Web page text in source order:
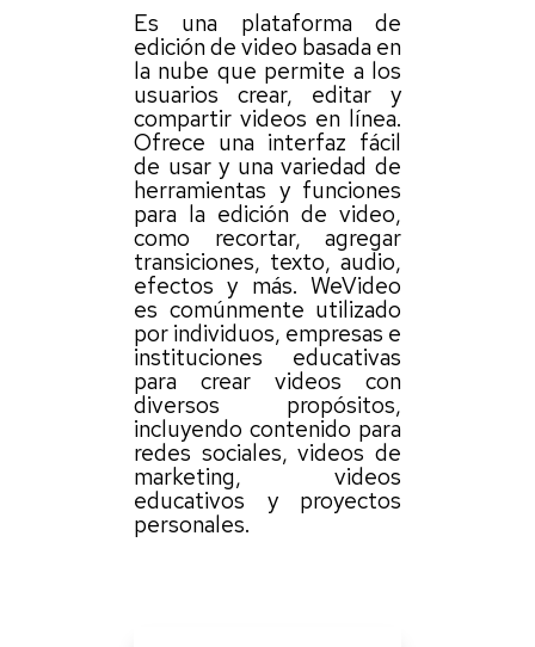
Es una plataforma de
edición de video basada en
la nube que permite a los
usuarios crear, editar y
compartir videos en línea.
Ofrece una interfaz fácil
de usar y una variedad de
herramientas y funciones
para la edición de video,
como recortar, agregar
transiciones, texto, audio,
efectos y más. WeVideo
es comúnmente utilizado
por individuos, empresas e
instituciones educativas
para crear videos con
diversos propósitos,
incluyendo contenido para
redes sociales, videos de
marketing, videos
educativos y proyectos
personales.